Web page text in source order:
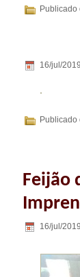
Publicado
16/jul/
Publicado
Feijão
16/jul/